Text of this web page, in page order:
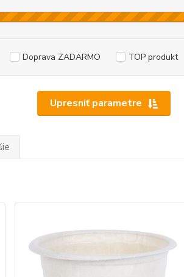
Upresniť parametre
Doprava ZADARMO TOP produkt